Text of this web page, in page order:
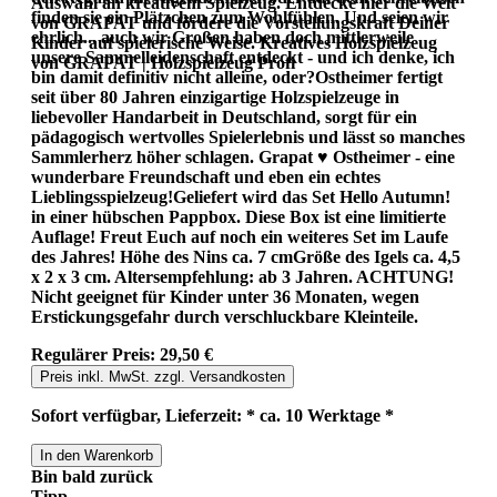
von GRAPAT und fördere die Vorstellungskraft Deiner
Kinder auf spielerische Weise. Kreatives Holzspielzeug
von GRAPAT | Holzspielzeug Profi
finden sie ein Plätzchen zum Wohlfühlen. Und seien wir
ehrlich... auch wir Großen haben doch mittlerweile
unsere Sammelleidenschaft entdeckt - und ich denke, ich
bin damit definitiv nicht alleine, oder?Ostheimer fertigt
seit über 80 Jahren einzigartige Holzspielzeuge in
liebevoller Handarbeit in Deutschland, sorgt für ein
pädagogisch wertvolles Spielerlebnis und lässt so manches
Sammlerherz höher schlagen. Grapat ♥ Ostheimer - eine
wunderbare Freundschaft und eben ein echtes
Lieblingsspielzeug!Geliefert wird das Set Hello Autumn!
in einer hübschen Pappbox. Diese Box ist eine limitierte
Auflage! Freut Euch auf noch ein weiteres Set im Laufe
des Jahres! Höhe des Nins ca. 7 cmGröße des Igels ca. 4,5
x 2 x 3 cm. Altersempfehlung: ab 3 Jahren. ACHTUNG!
Nicht geeignet für Kinder unter 36 Monaten, wegen
Erstickungsgefahr durch verschluckbare Kleinteile.
Regulärer Preis: 29,50 €
Preis inkl. MwSt. zzgl. Versandkosten
Sofort verfügbar, Lieferzeit: * ca. 10 Werktage *
In den Warenkorb
Bin bald zurück